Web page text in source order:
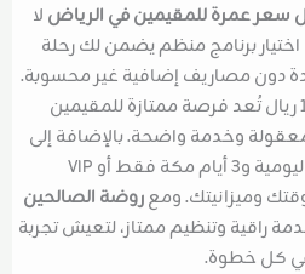
سعر عمرة للمقيمين في الرياض لا
برنامج منظم يضمن لك رحلة
دون مصاريف إضافية غير محسوبة.
لذلك، الباقات التي تبدأ من 120 ريال تُعد فرصة ممتازة للمقيمين
وخدمة واضحة. بالإضافة إلى
ذلك، تنوع البرامج بين العمرة اليومية و3 أيام مكة فقط أو VIP
وميزانيتك. ومعروضة الصالحين
وتنظيم ممتاز، لتعيش تجربة
كل خطوة.